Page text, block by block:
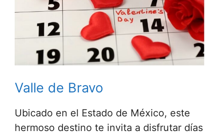
Valle de Bravo
Ubicado en el Estado de México, este
hermoso destino te invita a disfrutar días